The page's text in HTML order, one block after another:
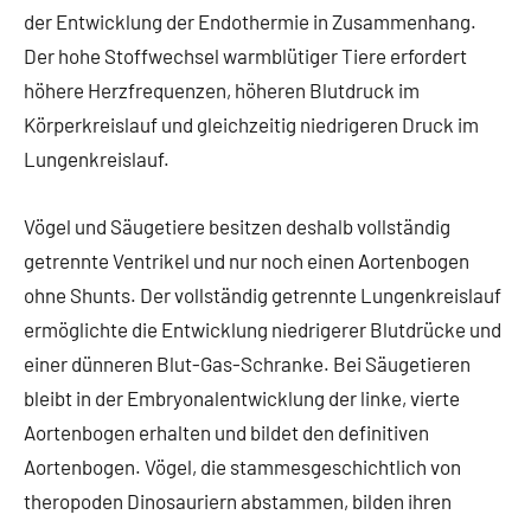
der Entwicklung der Endothermie in Zusammenhang.
Der hohe Stoffwechsel warmblütiger Tiere erfordert
höhere Herzfrequenzen, höheren Blutdruck im
Körperkreislauf und gleichzeitig niedrigeren Druck im
Lungenkreislauf.
Vögel und Säugetiere besitzen deshalb vollständig
getrennte Ventrikel und nur noch einen Aortenbogen
ohne Shunts. Der vollständig getrennte Lungenkreislauf
ermöglichte die Entwicklung niedrigerer Blutdrücke und
einer dünneren Blut-Gas-Schranke. Bei Säugetieren
bleibt in der Embryonalentwicklung der linke, vierte
Aortenbogen erhalten und bildet den definitiven
Aortenbogen. Vögel, die stammesgeschichtlich von
theropoden Dinosauriern abstammen, bilden ihren